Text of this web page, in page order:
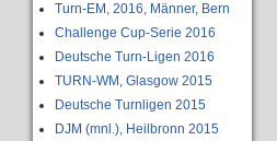
Turn-EM, 2016, Männer, Bern
Challenge Cup-Serie 2016
Deutsche Turn-Ligen 2016
TURN-WM, Glasgow 2015
Deutsche Turnligen 2015
DJM (mnl.), Heilbronn 2015